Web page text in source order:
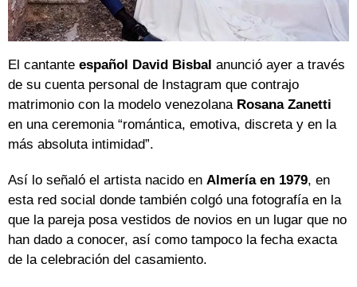
El cantante español David Bisbal anunció ayer a través
de su cuenta personal de Instagram que contrajo
matrimonio con la modelo venezolana Rosana Zanetti
en una ceremonia “romántica, emotiva, discreta y en la
más absoluta intimidad”.
Así lo señaló el artista nacido en Almería en 1979, en
esta red social donde también colgó una fotografía en la
que la pareja posa vestidos de novios en un lugar que no
han dado a conocer, así como tampoco la fecha exacta
de la celebración del casamiento.